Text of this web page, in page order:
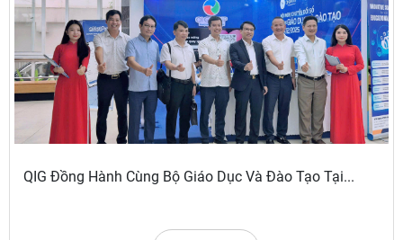
QIG Đồng Hành Cùng Bộ Giáo Dục Và Đào Tạo Tại...